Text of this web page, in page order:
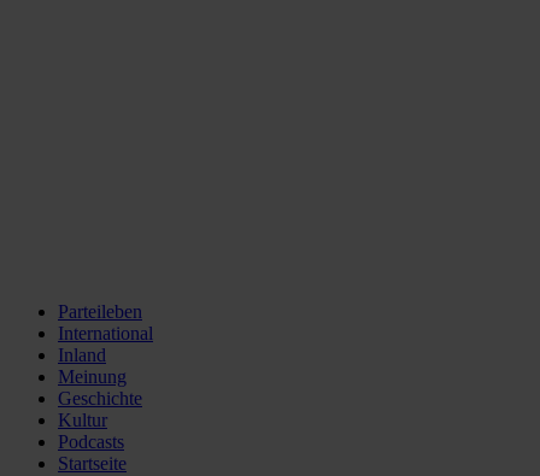
Parteileben
International
Inland
Meinung
Geschichte
Kultur
Podcasts
Startseite